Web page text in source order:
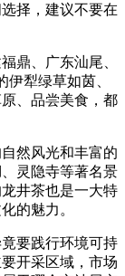
择，建议不要在
鼎、广东汕尾、
犁绿草如茵、
、品尝美食，都
然风光和丰富的
灵隐寺等著名景
井茶也是一大特
的魅力。
要践行环境可持
开采区域，市场